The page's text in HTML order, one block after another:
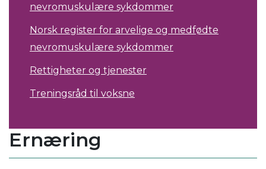
nevromuskulære sykdommer
Norsk register for arvelige og medfødte
nevromuskulære sykdommer
Rettigheter og tjenester
Treningsråd til voksne
Ernæring